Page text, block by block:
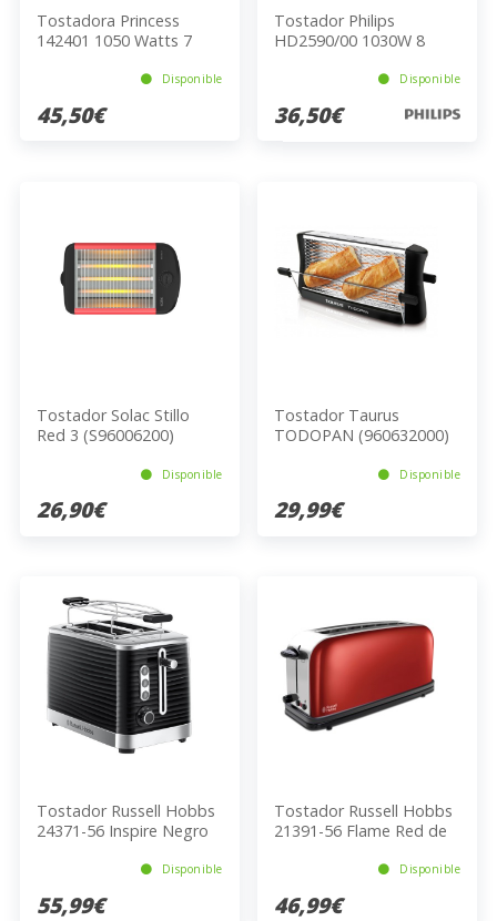
Tostadora Princess
142401 1050 Watts 7
Disponible
45,50€
Tostador Philips
HD2590/00 1030W 8
Disponible
36,50€
Tostador Solac Stillo
Red 3 (S96006200)
Disponible
26,90€
Tostador Taurus
TODOPAN (960632000)
Disponible
29,99€
Tostador Russell Hobbs
24371-56 Inspire Negro
Disponible
55,99€
Tostador Russell Hobbs
21391-56 Flame Red de
Rebanadas (ColoursDisponible
46,99€